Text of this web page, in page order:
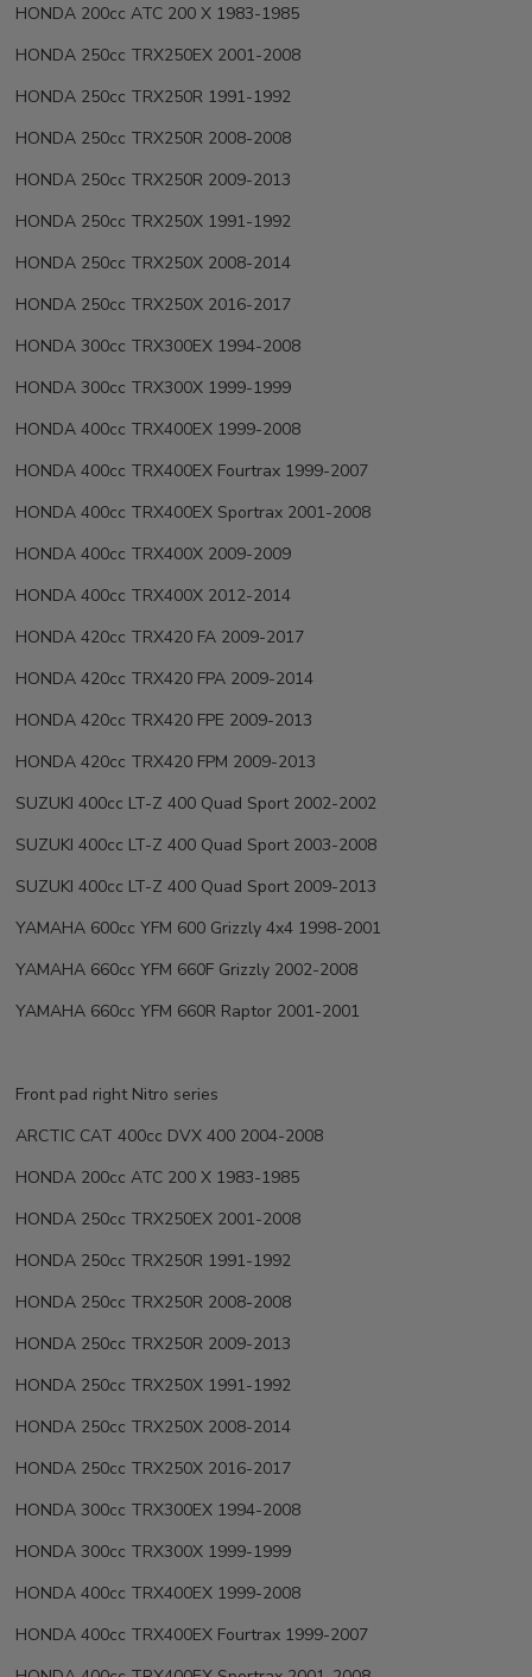
HONDA 200cc ATC 200 X 1983-1985
HONDA 250cc TRX250EX 2001-2008
HONDA 250cc TRX250R 1991-1992
HONDA 250cc TRX250R 2008-2008
HONDA 250cc TRX250R 2009-2013
HONDA 250cc TRX250X 1991-1992
HONDA 250cc TRX250X 2008-2014
HONDA 250cc TRX250X 2016-2017
HONDA 300cc TRX300EX 1994-2008
HONDA 300cc TRX300X 1999-1999
HONDA 400cc TRX400EX 1999-2008
HONDA 400cc TRX400EX Fourtrax 1999-2007
HONDA 400cc TRX400EX Sportrax 2001-2008
HONDA 400cc TRX400X 2009-2009
HONDA 400cc TRX400X 2012-2014
HONDA 420cc TRX420 FA 2009-2017
HONDA 420cc TRX420 FPA 2009-2014
HONDA 420cc TRX420 FPE 2009-2013
HONDA 420cc TRX420 FPM 2009-2013
SUZUKI 400cc LT-Z 400 Quad Sport 2002-2002
SUZUKI 400cc LT-Z 400 Quad Sport 2003-2008
SUZUKI 400cc LT-Z 400 Quad Sport 2009-2013
YAMAHA 600cc YFM 600 Grizzly 4x4 1998-2001
YAMAHA 660cc YFM 660F Grizzly 2002-2008
YAMAHA 660cc YFM 660R Raptor 2001-2001
Front pad right Nitro series
ARCTIC CAT 400cc DVX 400 2004-2008
HONDA 200cc ATC 200 X 1983-1985
HONDA 250cc TRX250EX 2001-2008
HONDA 250cc TRX250R 1991-1992
HONDA 250cc TRX250R 2008-2008
HONDA 250cc TRX250R 2009-2013
HONDA 250cc TRX250X 1991-1992
HONDA 250cc TRX250X 2008-2014
HONDA 250cc TRX250X 2016-2017
HONDA 300cc TRX300EX 1994-2008
HONDA 300cc TRX300X 1999-1999
HONDA 400cc TRX400EX 1999-2008
HONDA 400cc TRX400EX Fourtrax 1999-2007